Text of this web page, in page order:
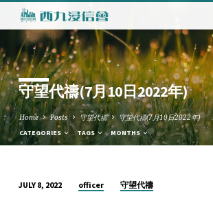
守望代禱(7月10日2022年)
Home Posts 守望代禱 守望代禱(7月10日2022年)
CATEGORIES TAGS MONTHS
JULY 8, 2022 officer 守望代禱